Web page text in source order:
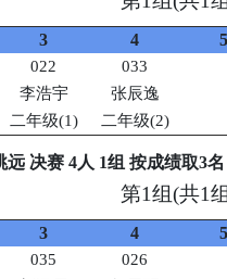
3 4 5
022
033
李浩宇
张辰逸
二年级(1) 二年级(2)
决赛 4人 1组 按成绩取3名
第1组(共1
3 4 5
035
026